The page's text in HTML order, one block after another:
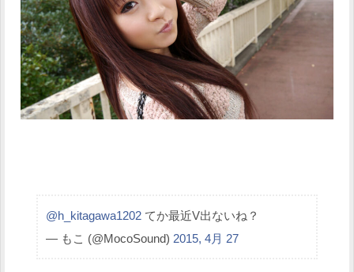
@h_kitagawa1202 てか最近V出ないね？
— もこ (@MocoSound) 2015, 4月 27